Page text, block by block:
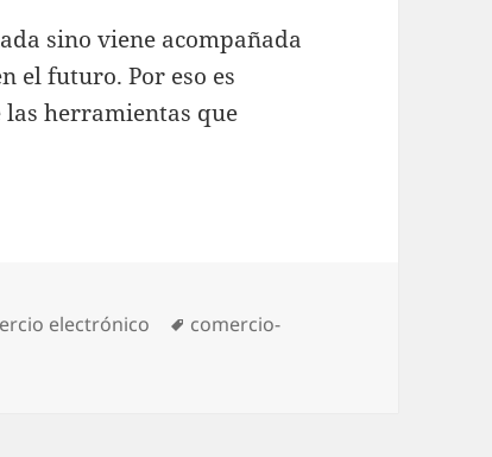
sino viene acompañada
el futuro. Por eso es
herramientas que
electrónico Tags
comercio-